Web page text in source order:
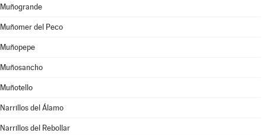
Muñogrande
Muñomer del Peco
Muñopepe
Muñosancho
Muñotello
Narrillos del Álamo
Narrillos del Rebollar